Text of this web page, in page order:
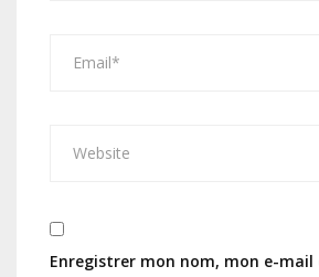
Enregistrer mon nom, mon e-